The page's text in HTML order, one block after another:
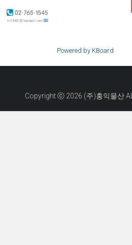
Powered by KBoard
Copyright ⓒ 2026 (주)홍익물산